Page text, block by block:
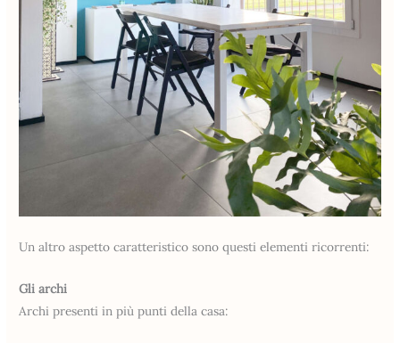
Un altro aspetto caratteristico sono questi elementi ricorrenti:
Gli archi
Archi presenti in più punti della casa: